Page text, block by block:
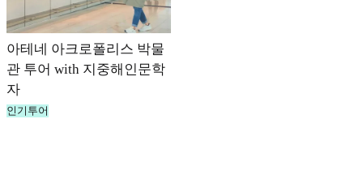
아테네 아크로폴리스 박물
관 투어 with 지중해인문학
자
인기투어